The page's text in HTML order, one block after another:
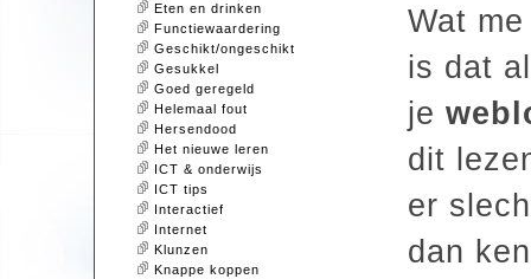
Eten en drinken
Functiewaardering
Geschikt/ongeschikt
Gesukkel
Goed geregeld
Helemaal fout
Hersendood
Het nieuwe leren
ICT & onderwijs
ICT tips
Interactief
Internet
Klunzen
Knappe koppen
Wat
is dat
je
dit
er
dan